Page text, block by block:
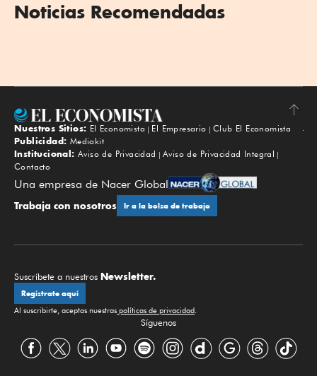
Noticias Recomendadas
Subir
Nuestros Sitios: El Economista El Empresario
Club El Economista
Publicidad: Mediakit
Institucional: Aviso de Privacidad
Aviso de Privacidad Integral
Contacto
Una empresa de Nacer Global
Trabaja con nosotros Ir a la bolsa de trabajo
Suscríbete a nuestros Newsletter.
Regístrate aquí
Al suscribirte, aceptas nuestras políticas de privacidad.
Síguenos